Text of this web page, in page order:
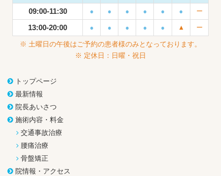
09:00-11:30
● ● ● ● ● ● ー
13:00-20:00 ● ● ● ● ● ▲ ー
※ 土曜日の午後はご予約の患者様のみとなっております。
※ 定休日：日曜・祝日
トップページ
最新情報
院長あいさつ
施術内容・料金
交通事故治療
腰痛治療
骨盤矯正
院情報・アクセス